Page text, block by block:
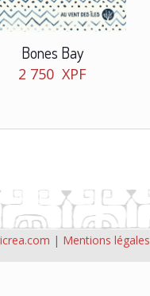
Bones Bay
2 750 XPF
| Mentions légales